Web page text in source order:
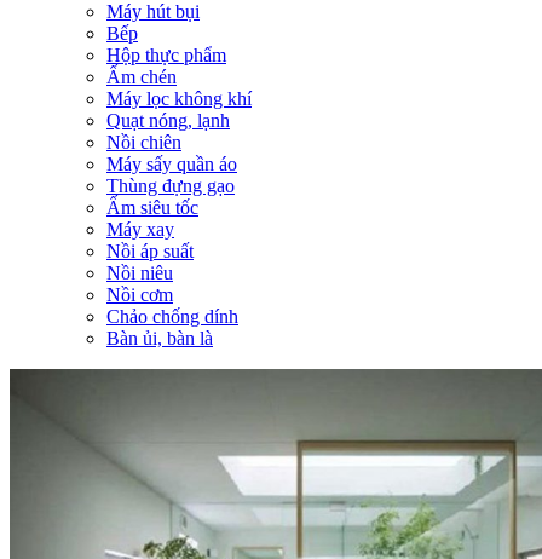
Máy hút bụi
Bếp
Hộp thực phẩm
Ấm chén
Máy lọc không khí
Quạt nóng, lạnh
Nồi chiên
Máy sấy quần áo
Thùng đựng gạo
Ấm siêu tốc
Máy xay
Nồi áp suất
Nồi niêu
Nồi cơm
Chảo chống dính
Bàn ủi, bàn là